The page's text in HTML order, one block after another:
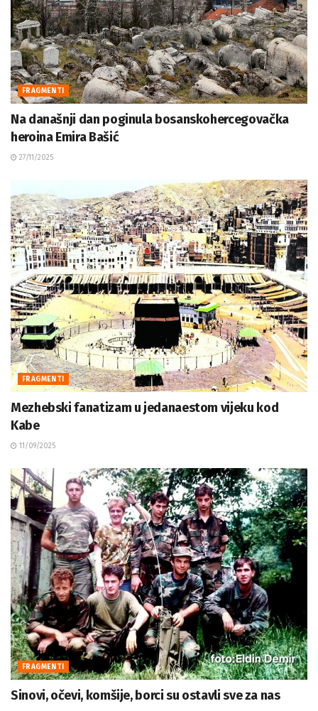
FRAGMENTI
Na današnji dan poginula bosanskohercegovačka
heroina Emira Bašić
27/11/2025
FRAGMENTI
Mezhebski fanatizam u jedanaestom vijeku kod
Kabe
11/09/2025
FRAGMENTI
Sinovi, očevi, komšije, borci su ostavli sve za nas